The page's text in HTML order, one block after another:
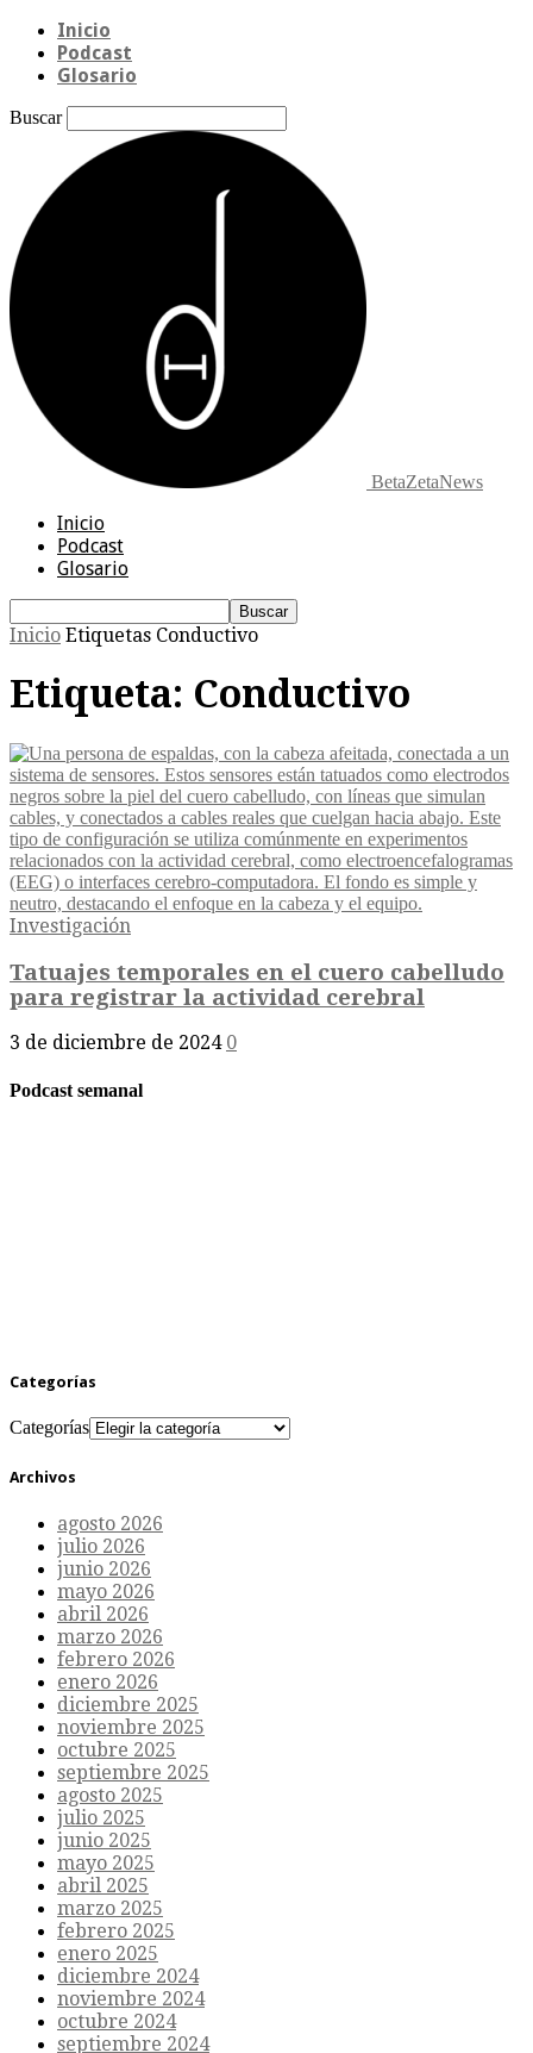
Inicio
Podcast
Glosario
Buscar
BetaZetaNews
Inicio
Podcast
Glosario
Inicio Etiquetas Conductivo
Etiqueta: Conductivo
Investigación
Tatuajes temporales en el cuero cabelludo
para registrar la actividad cerebral
3 de diciembre de 2024 0
Podcast semanal
Categorías
Categorías
Archivos
agosto 2026
julio 2026
junio 2026
mayo 2026
abril 2026
marzo 2026
febrero 2026
enero 2026
diciembre 2025
noviembre 2025
octubre 2025
septiembre 2025
agosto 2025
julio 2025
junio 2025
mayo 2025
abril 2025
marzo 2025
febrero 2025
enero 2025
diciembre 2024
noviembre 2024
octubre 2024
septiembre 2024